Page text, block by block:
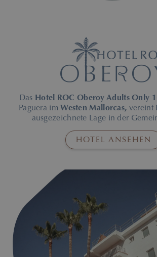
Das Hotel ROC Oberoy Adults Only
Paguera imWesten Mallorcas, vereint
ausgezeichnete Lage in der
HOTEL ANSEHEN